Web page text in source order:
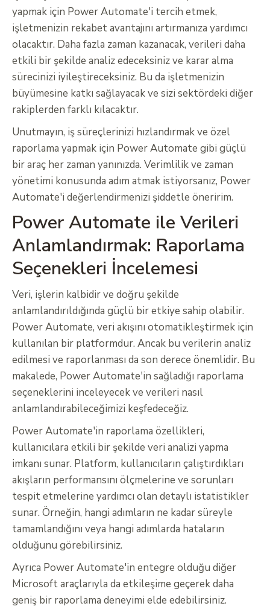
yapmak için Power Automate'i tercih etmek,
işletmenizin rekabet avantajını artırmanıza yardımcı
olacaktır. Daha fazla zaman kazanacak, verileri daha
etkili bir şekilde analiz edeceksiniz ve karar alma
sürecinizi iyileştireceksiniz. Bu da işletmenizin
büyümesine katkı sağlayacak ve sizi sektördeki diğer
rakiplerden farklı kılacaktır.
Unutmayın, iş süreçlerinizi hızlandırmak ve özel
raporlama yapmak için Power Automate gibi güçlü
bir araç her zaman yanınızda. Verimlilik ve zaman
yönetimi konusunda adım atmak istiyorsanız, Power
Automate'i değerlendirmenizi şiddetle öneririm.
Power Automate ile Verileri
Anlamlandırmak: Raporlama
Seçenekleri İncelemesi
Veri, işlerin kalbidir ve doğru şekilde
anlamlandırıldığında güçlü bir etkiye sahip olabilir.
Power Automate, veri akışını otomatikleştirmek için
kullanılan bir platformdur. Ancak bu verilerin analiz
edilmesi ve raporlanması da son derece önemlidir. Bu
makalede, Power Automate'in sağladığı raporlama
seçeneklerini inceleyecek ve verileri nasıl
anlamlandırabileceğimizi keşfedeceğiz.
Power Automate'in raporlama özellikleri,
kullanıcılara etkili bir şekilde veri analizi yapma
imkanı sunar. Platform, kullanıcıların çalıştırdıkları
akışların performansını ölçmelerine ve sorunları
tespit etmelerine yardımcı olan detaylı istatistikler
sunar. Örneğin, hangi adımların ne kadar süreyle
tamamlandığını veya hangi adımlarda hataların
olduğunu görebilirsiniz.
Ayrıca Power Automate'in entegre olduğu diğer
Microsoft araçlarıyla da etkileşime geçerek daha
geniş bir raporlama deneyimi elde edebilirsiniz.